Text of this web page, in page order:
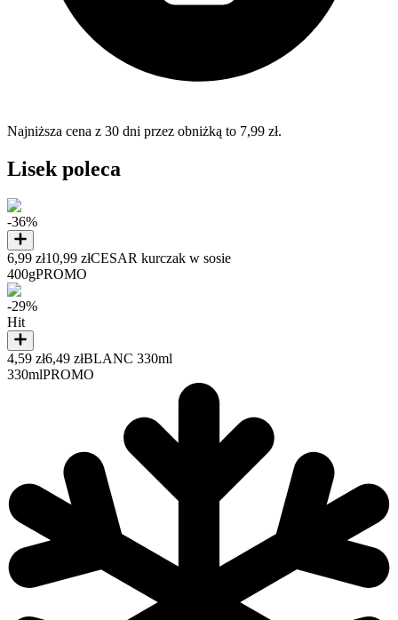
Najniższa cena z 30 dni przez obniżką to 7,99 zł.
Lisek poleca
-36%
6,99 zł10,99 złCESAR kurczak w sosie
400gPROMO
-29%
Hit
4,59 zł6,49 złBLANC 330ml
330mlPROMO